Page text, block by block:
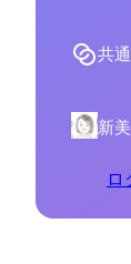
共
新
ロ